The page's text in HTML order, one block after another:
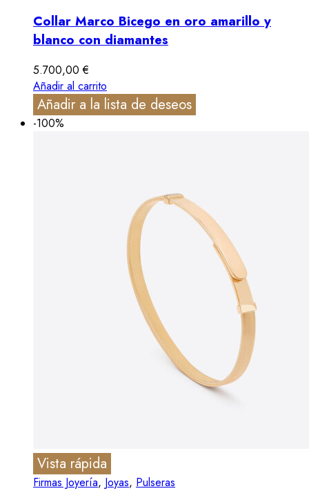
Collar Marco Bicego en oro amarillo y
blanco con diamantes
5.700,00€
Añadir al carrito
Añadir a la lista de deseos
-100%
Vista rápida
Firmas Joyería, Joyas, Pulseras